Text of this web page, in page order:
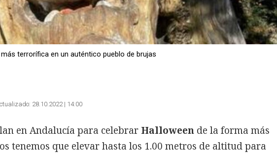
terrorífica en un auténtico pueblo de brujas
28.10.2022 | 14:00
en Andalucía para celebrar Halloween de la forma más
tenemos que elevar hasta los 1.00 metros de altitud para